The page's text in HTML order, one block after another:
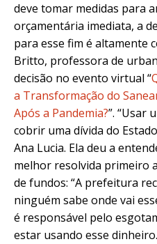
deve tomar medidas para
orçamentária imediata, a
para esse fim é altamente
Britto, professora de
decisão no evento virtual “
a Transformação do
Após a Pandemia?”. “Usar
cobrir uma dívida do
Ana Lucia. Ela deu a
melhor resolvida primeiro
de fundos: “A prefeitura
ninguém sabe onde vai
é responsável pelo
estar usando esse